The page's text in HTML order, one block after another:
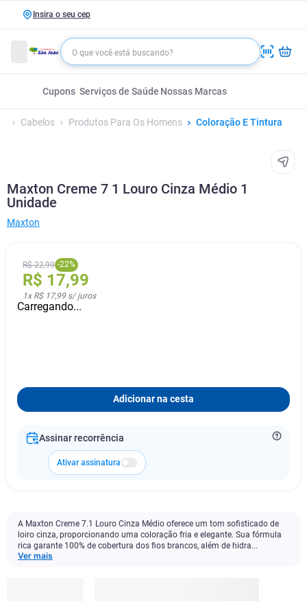
Insira o seu cep
Cupons Serviços de Saúde Nossas Marcas
Cabelos Produtos Para Os Homens Coloração E Tintura
Maxton Creme 7 1 Louro Cinza Médio 1
Unidade
Maxton
R$ 22,99 -22%
R$ 17,99
1x R$ 17,99s/ juros
Carregando...
Adicionar na cesta
Assinar recorrência
Ativar assinatura
A Maxton Creme 7.1 Louro Cinza Médio oferece um tom sofisticado de
loiro cinza, proporcionando uma coloração fria e elegante. Sua fórmula
rica garante 100% de cobertura dos fios brancos, além de hidra...
Ver mais